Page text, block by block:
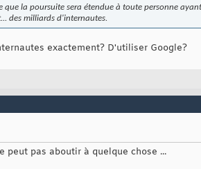
la poursuite sera étendue à toute personne
des milliards d'internautes.
exactement? D'utiliser Google?
peut pas aboutir à quelque chose ...